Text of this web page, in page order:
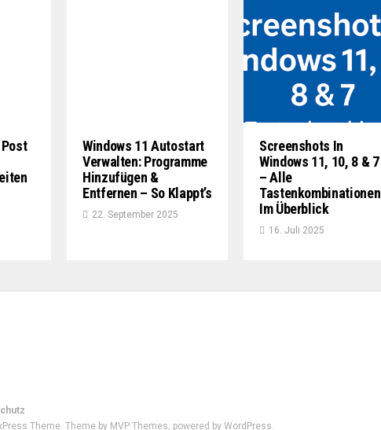
Windows 11 Autostart
Verwalten: Programme
Hinzufügen &
Entfernen – So Klappt’s
22. September 2025
Screenshots In
Windows 11, 10, 8 & 7
– Alle
Tastenkombinationen
Im Überblick
16. Juli 2025
Theme. Theme by MVP Themes, powered by WordPress.